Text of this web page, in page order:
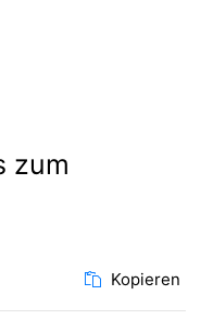
zum
Kopieren